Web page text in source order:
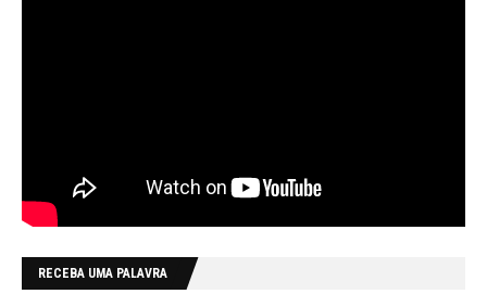
RECEBA UMA PALAVRA